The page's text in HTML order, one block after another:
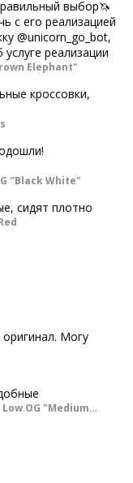
выбор🦄
с его реализацией
@unicorn_go_bot,
реализации
Elephant"
кроссовки,
"Black White"
сидят плотно
Могу
OG "Medium